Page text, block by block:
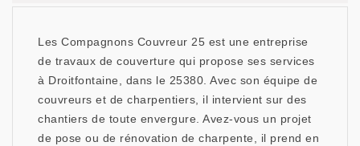
Les Compagnons Couvreur 25 est une entreprise
de travaux de couverture qui propose ses services
à Droitfontaine, dans le 25380. Avec son équipe de
couvreurs et de charpentiers, il intervient sur des
chantiers de toute envergure. Avez-vous un projet
de pose ou de rénovation de charpente, il prend en